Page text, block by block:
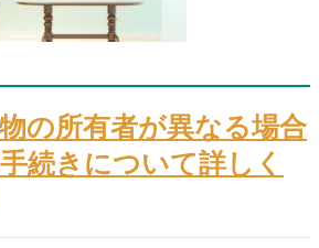
の所有者が異なる場合
続きについて詳しく